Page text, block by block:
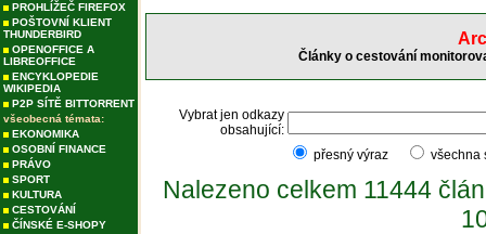
PROHLÍŽEČ FIREFOX
POŠTOVNÍ KLIENT
THUNDERBIRD
OPENOFFICE A
LIBREOFFICE
ENCYKLOPEDIE
WIKIPEDIA
P2P SÍTĚ BITTORRENT
všeobecná témata:
EKONOMIKA
OSOBNÍ FINANCE
PRÁVO
SPORT
KULTURA
CESTOVÁNÍ
ČÍNSKÉ E-SHOPY
Články o cestování
Vybrat jen odkazy
obsahující:
přesný výraz
Nalezeno celkem 11444